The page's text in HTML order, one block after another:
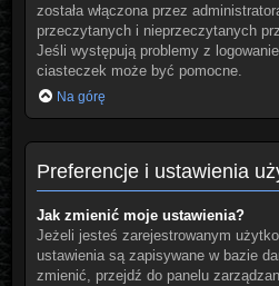
została włączona przez
przeczytanych i nieprzeczytanych
Jeśli występują problemy z
ciasteczek może być pomocne.
Na górę
Preferencje i ustawienia
Jak zmienić moje ustawienia?
Jeżeli jesteś zarejestrowanym
ustawienia są zapisywane w bazie
zmienić, przejdź do panelu